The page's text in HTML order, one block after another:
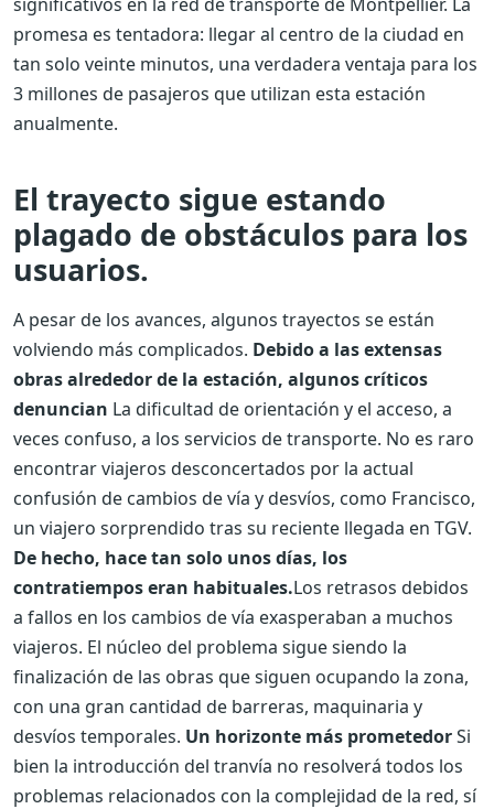
promesa es tentadora: llegar al centro de la ciudad en
tan solo veinte minutos, una verdadera ventaja para los
3 millones de pasajeros que utilizan esta estación
anualmente.
El trayecto sigue estando
plagado de obstáculos para los
usuarios.
A pesar de los avances, algunos trayectos se están
volviendo más complicados. Debido a las extensas
obras alrededor de la estación, algunos críticos
denuncian La dificultad de orientación y el acceso, a
veces confuso, a los servicios de transporte. No es raro
encontrar viajeros desconcertados por la actual
confusión de cambios de vía y desvíos, como Francisco,
un viajero sorprendido tras su reciente llegada en TGV.
De hecho, hace tan solo unos días, los
contratiempos eran habituales.Los retrasos debidos
a fallos en los cambios de vía exasperaban a muchos
viajeros. El núcleo del problema sigue siendo la
finalización de las obras que siguen ocupando la zona,
con una gran cantidad de barreras, maquinaria y
desvíos temporales. Un horizonte más prometedorSi
bien la introducción del tranvía no resolverá todos los
problemas relacionados con la complejidad de la red, sí